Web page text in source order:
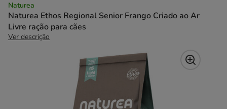
Naturea
Naturea Ethos Regional Senior Frango Criado ao Ar
Livre ração para cães
Ver descrição